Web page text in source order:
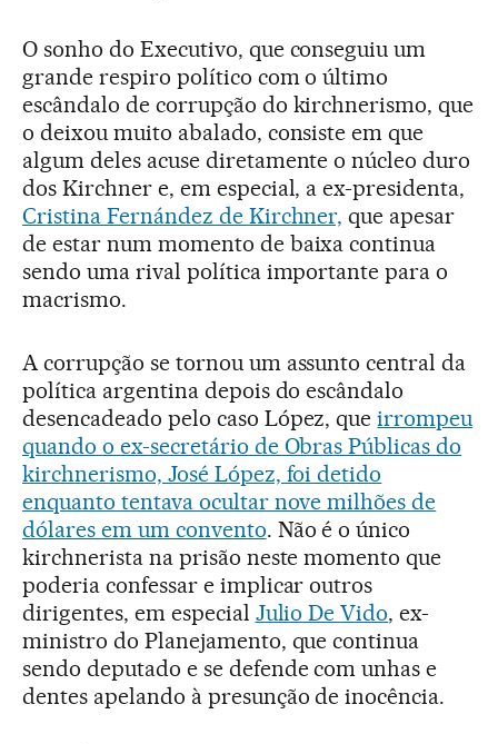
O sonho do Executivo, que conseguiu um
grande respiro político com o último
escândalo de corrupção do kirchnerismo, que
o deixou muito abalado, consiste em que
algum deles acuse diretamente o núcleo duro
dos Kirchner e, em especial, a ex-presidenta,
Cristina Fernández de Kirchner, que apesar
de estar num momento de baixa continua
sendo uma rival política importante para o
macrismo.
A corrupção se tornou um assunto central da
política argentina depois do escândalo
desencadeado pelo caso López, queirrompeu
quando o ex-secretário de Obras Públicas do
kirchnerismo, José López, foi detido
enquanto tentava ocultar nove milhões de
dólares em um convento. Não é o único
kirchnerista na prisão neste momento que
poderia confessar e implicar outros
dirigentes, em especial Julio De Vido, ex-
ministro do Planejamento, que continua
sendo deputado e se defende com unhas e
dentes apelando à presunção de inocência.